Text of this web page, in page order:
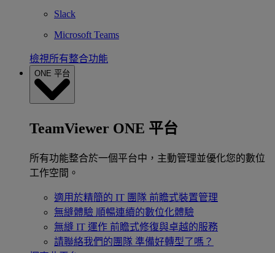
Slack
Microsoft Teams
檢視所有整合功能
ONE 平台
TeamViewer ONE 平台
所有功能整合於一個平台中，主動管理並優化您的數位
工作空間。
適用於精簡的 IT 團隊 前瞻式裝置管理
無縫體驗 順暢連續的數位化體驗
無縫 IT 運作 前瞻式修復與卓越的服務
請聯絡我們的團隊 準備好轉型了嗎？